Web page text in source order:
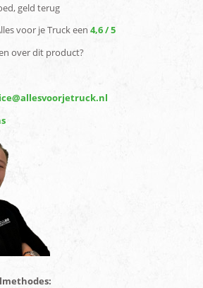
geld terug
voor je Truck een 4,6 / 5
over dit product?